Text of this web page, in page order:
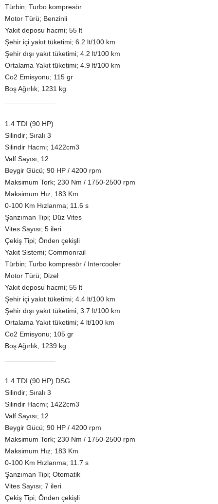
Türbin; Turbo kompresör
Motor Türü; Benzinli
Yakıt deposu hacmi; 55 lt
Şehir içi yakıt tüketimi; 6.2 lt/100 km
Şehir dışı yakıt tüketimi; 4.2 lt/100 km
Ortalama Yakıt tüketimi; 4.9 lt/100 km
Co2 Emisyonu; 115 gr
Boş Ağırlık; 1231 kg
1.4 TDI (90 HP)
Silindir; Sıralı 3
Silindir Hacmi; 1422cm3
Valf Sayısı; 12
Beygir Gücü; 90 HP / 4200 rpm
Maksimum Tork; 230 Nm / 1750-2500 rpm
Maksimum Hız; 183 Km
0-100 Km Hızlanma; 11.6 s
Şanzıman Tipi; Düz Vites
Vites Sayısı; 5 ileri
Çekiş Tipi; Önden çekişli
Yakıt Sistemi; Commonrail
Türbin; Turbo kompresör / Intercooler
Motor Türü; Dizel
Yakıt deposu hacmi; 55 lt
Şehir içi yakıt tüketimi; 4.4 lt/100 km
Şehir dışı yakıt tüketimi; 3.7 lt/100 km
Ortalama Yakıt tüketimi; 4 lt/100 km
Co2 Emisyonu; 105 gr
Boş Ağırlık; 1239 kg
1.4 TDI (90 HP) DSG
Silindir; Sıralı 3
Silindir Hacmi; 1422cm3
Valf Sayısı; 12
Beygir Gücü; 90 HP / 4200 rpm
Maksimum Tork; 230 Nm / 1750-2500 rpm
Maksimum Hız; 183 Km
0-100 Km Hızlanma; 11.7 s
Şanzıman Tipi; Otomatik
Vites Sayısı; 7 ileri
Çekiş Tipi; Önden çekişli